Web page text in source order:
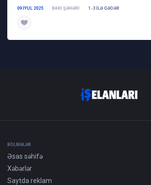
09 IYUL 2025 BAKI ŞƏHƏRI 1-3 ILƏ QƏDƏR
BÖLMƏLƏR
Əsas səhifə
Xəbərlər
Saytda reklam